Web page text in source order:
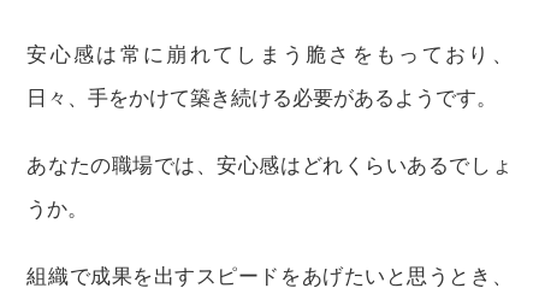
安心感は常に崩れてしまう脆さをもっており、
日々、手をかけて築き続ける必要があるようです。
あなたの職場では、安心感はどれくらいあるでしょ
うか。
組織で成果を出すスピードをあげたいと思うとき、